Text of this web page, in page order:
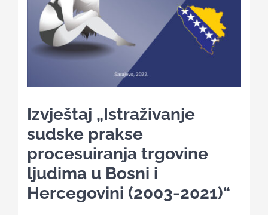
Kontakt
Izvještaj „Istraživanje
sudske prakse
procesuiranja trgovine
ljudima u Bosni i
Hercegovini (2003-2021)“